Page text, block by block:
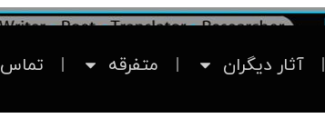
آثار دیگران متفرقه تماس